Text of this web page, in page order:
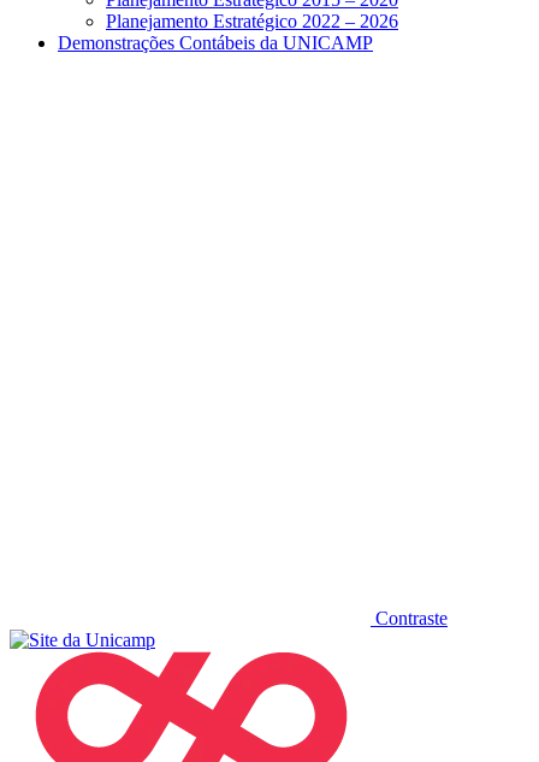
Planejamento Estratégico 2022 – 2026
Demonstrações Contábeis da UNICAMP
Contraste